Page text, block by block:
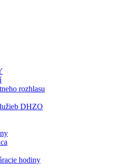
rozhlasu
DHZO
hodiny